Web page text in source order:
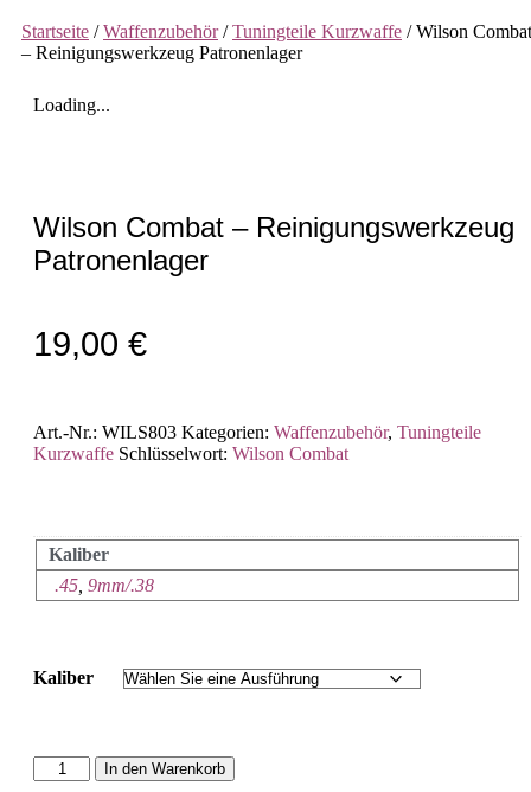
Startseite /Waffenzubehör/Tuningteile Kurzwaffe / Wilson Combat
– Reinigungswerkzeug Patronenlager
Loading...
Wilson Combat – Reinigungswerkzeug
Patronenlager
19,00 €
Art.-Nr.: WILS803 Kategorien: Waffenzubehör, Tuningteile
Kurzwaffe Schlüsselwort: Wilson Combat
Kaliber
.45 9mm/.38
Kaliber
In den Warenkorb